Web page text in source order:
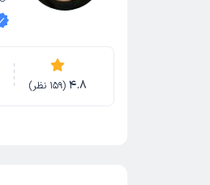
4.8
(
159 نظر)